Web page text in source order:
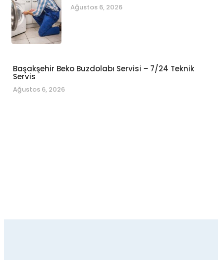
Ağustos 6, 2026
Başakşehir Beko Buzdolabı Servisi – 7/24 Teknik
Servis
Ağustos 6, 2026